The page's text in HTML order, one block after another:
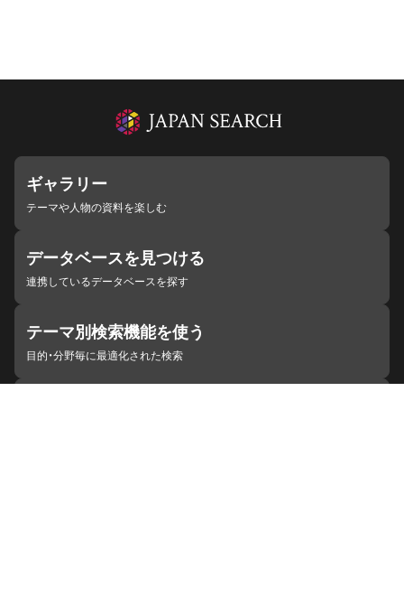
ギャラリー
テーマや人物の資料を楽しむ
データベースを見つける
連携しているデータベースを探す
テーマ別検索機能を使う
目的・分野毎に最適化された検索